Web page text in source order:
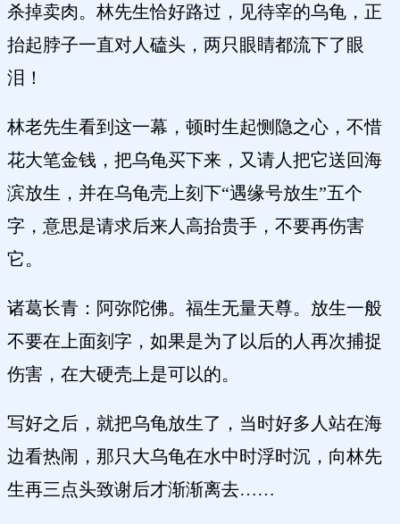
杀掉卖肉。林先生恰好路过，见待宰的乌龟，正
抬起脖子一直对人磕头，两只眼睛都流下了眼
泪！
林老先生看到这一幕，顿时生起恻隐之心，不惜
花大笔金钱，把乌龟买下来，又请人把它送回海
滨放生，并在乌龟壳上刻下“遇缘号放生”五个
字，意思是请求后来人高抬贵手，不要再伤害
它。
诸葛长青：阿弥陀佛。福生无量天尊。放生一般
不要在上面刻字，如果是为了以后的人再次捕捉
伤害，在大硬壳上是可以的。
写好之后，就把乌龟放生了，当时好多人站在海
边看热闹，那只大乌龟在水中时浮时沉，向林先
生再三点头致谢后才渐渐离去……